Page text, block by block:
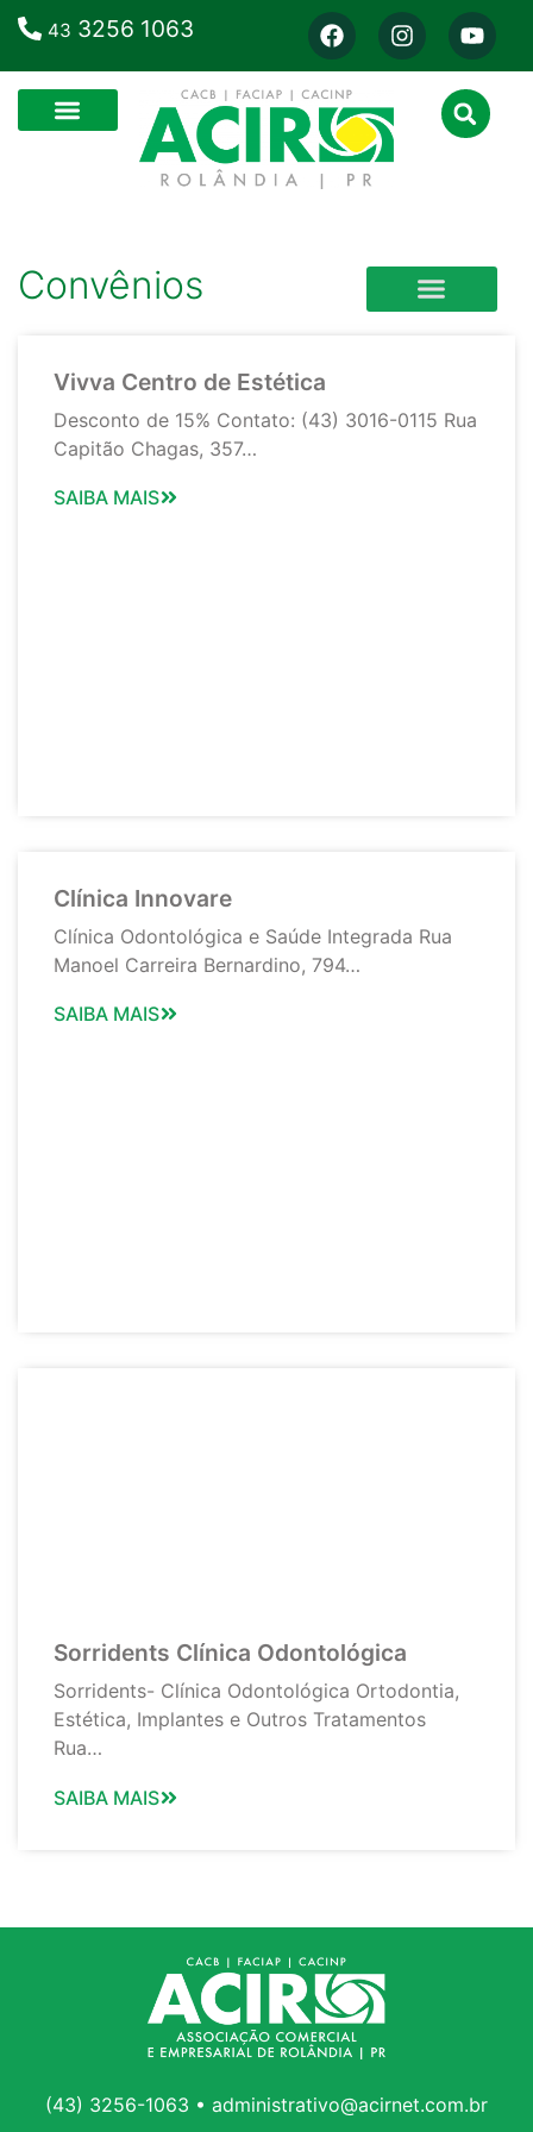
43 3256 1063
Convênios
Vivva Centro de Estética
Desconto de 15% Contato: (43) 3016-0115 Rua
Capitão Chagas, 357…
SAIBA MAIS
Clínica Innovare
Clínica Odontológica e Saúde Integrada Rua
Manoel Carreira Bernardino, 794…
SAIBA MAIS
Sorridents Clínica Odontológica
Sorridents- Clínica Odontológica Ortodontia,
Estética, Implantes e Outros Tratamentos
Rua…
SAIBA MAIS
(43) 3256-1063 • administrativo@acirnet.com.br